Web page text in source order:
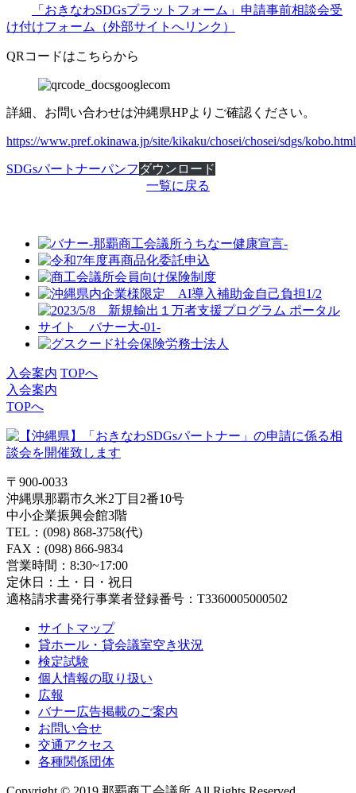
「おきなわSDGsプラットフォーム」申請事前相談会受
け付けフォーム（外部サイトへリンク）
QRコードはこちらから
詳細、お問い合わせは沖縄県HPよりご確認ください。
https://www.pref.okinawa.jp/site/kikaku/chosei/chosei/sdgs/kobo.html
SDGsパートナーパンフ ダウンロード
一覧に戻る
入会案内 TOPへ
入会案内
TOPへ
〒900-0033
沖縄県那覇市久米2丁目2番10号
中小企業振興会館3階
TEL：(098) 868-3758(代)
FAX：(098) 866-9834
営業時間：8:30~17:00
定休日：土・日・祝日
適格請求書発行事業者登録番号：T3360005000502
サイトマップ
貸ホール・貸会議室空き状況
検定試験
個人情報の取り扱い
広報
バナー広告掲載のご案内
お問い合せ
交通アクセス
各種関係団体